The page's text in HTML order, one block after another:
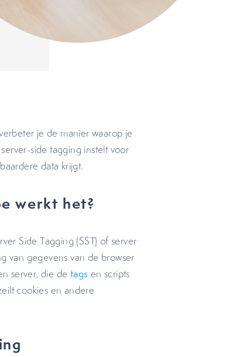
je de manier waarop je
side tagging instelt voor
data krijgt.
werkt het?
Side Tagging (SST) of server
van gegevens van de browser
server, die de tags en scripts
cookies en andere